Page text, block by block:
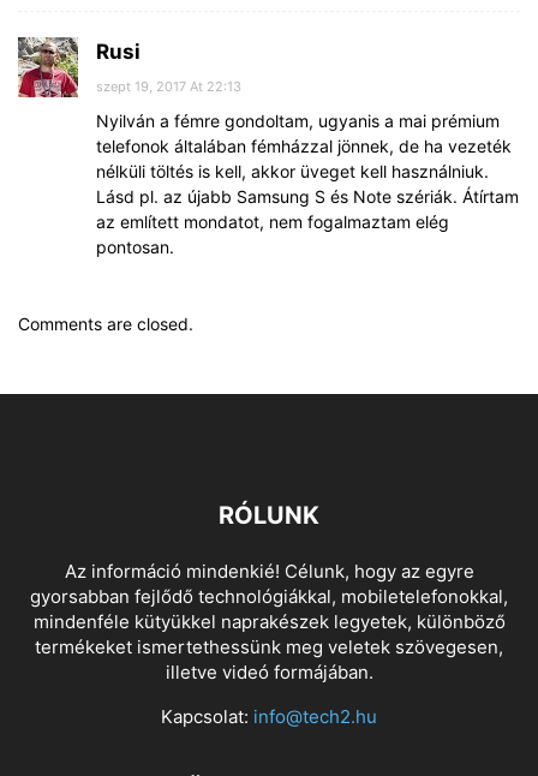
Rusi
szept 19, 2017 At 22:13
Nyilván a fémre gondoltam, ugyanis a mai prémium
telefonok általában fémházzal jönnek, de ha vezeték
nélküli töltés is kell, akkor üveget kell használniuk.
Lásd pl. az újabb Samsung S és Note szériák. Átírtam
az említett mondatot, nem fogalmaztam elég
pontosan.
Comments are closed.
RÓLUNK
Az információ mindenkié! Célunk, hogy az egyre
gyorsabban fejlődő technológiákkal, mobiletelefonokkal,
mindenféle kütyükkel naprakészek legyetek, különböző
termékeket ismertethessünk meg veletek szövegesen,
illetve videó formájában.
Kapcsolat: info@tech2.hu